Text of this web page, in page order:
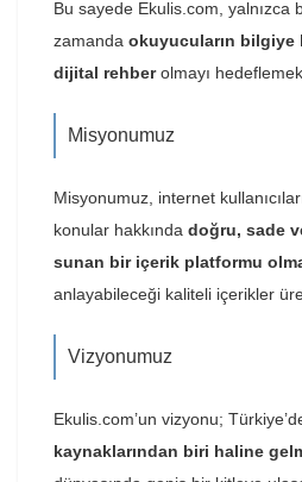
Bu sayede Ekulis.com, yalnızca
zamanda okuyucuların bilgiye
dijital rehberolmayı
Misyonumuz
Misyonumuz, internet
konular hakkında doğru, sade
sunan bir içerik platformu
anlayabileceği kaliteli içerikler
Vizyonumuz
Ekulis.com’un vizyonu;
kaynaklarından biri haline